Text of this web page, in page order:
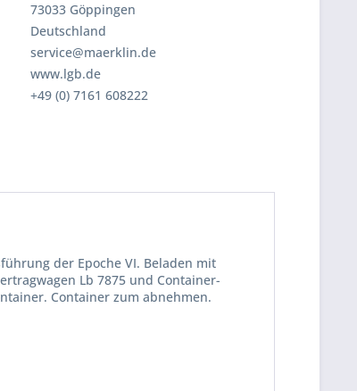
73033 Göppingen
Deutschland
service@maerklin.de
www.lgb.de
+49 (0) 7161 608222
der Epoche VI. Beladen mit
Lb 7875 und Container-
Container zum abnehmen.